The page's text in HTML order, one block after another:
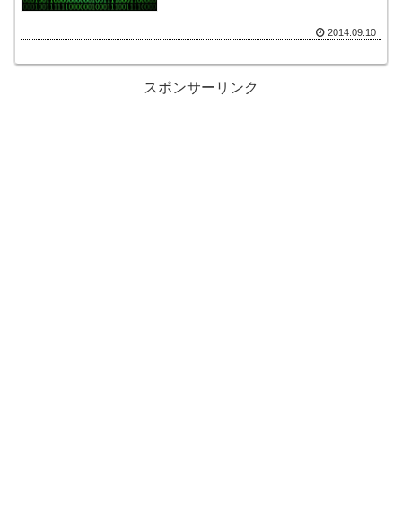
2014.09.10
スポンサーリンク